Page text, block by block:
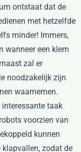
ontstaat dat de
met hetzelfde
minder! Immers,
wanneer een klem
zal er
noodzakelijk zijn
waarnemen.
taak
voorzien van
kunnen
zodat de